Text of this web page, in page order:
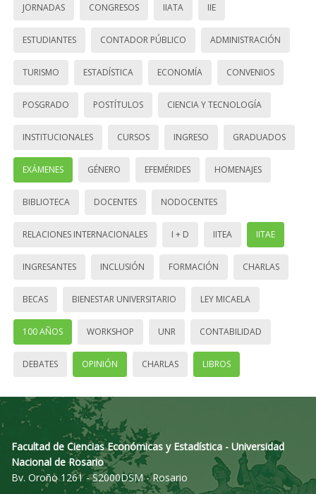
JORNADAS CONGRESOS IIATA IIE
ESTUDIANTES CONTADOR PÚBLICO ADMINISTRACIÓN
TURISMO ESTADÍSTICA ECONOMÍA CONVENIOS
POSGRADO POSTÍTULOS CIENCIA Y TECNOLOGÍA
INSTITUCIONALES CURSOS INGRESO GRADUADOS
EXÁMENES GÉNERO EFEMÉRIDES HOMENAJES
BIBLIOTECA DOCENTES NODOCENTES
RELACIONES INTERNACIONALES I + D IITEA IITAE
INGRESANTES INCLUSIÓN FORMACIÓN CHARLAS
BECAS BIENESTAR UNIVERSITARIO LEY MICAELA
100 AÑOS WORKSHOP UNR CONTABILIDAD
DEBATES OPINIÓN CHARLAS LIBROS
Facultad de Ciencias Económicas y Estadística - Universidad
Nacional de Rosario
Bv. Oroño 1261 - S2000DSM - Rosario